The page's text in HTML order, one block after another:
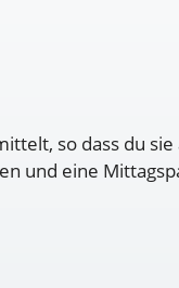
so dass du
und eine